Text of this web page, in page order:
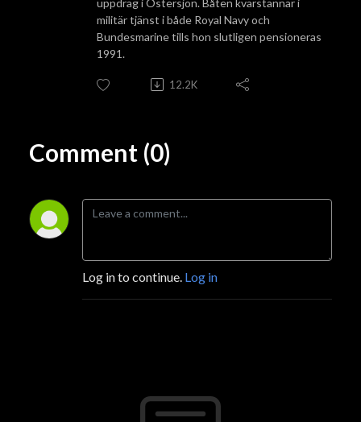
uppdrag i Östersjön. Båten kvarstannar i
militär tjänst i både Royal Navy och
Bundesmarine tills hon slutligen pensioneras
1991.
12.2K
Comment (0)
Log in to continue. Log in